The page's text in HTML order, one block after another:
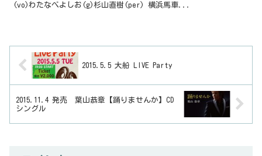
(vo)わたなべよしお(g)杉山直樹(per) 横浜馬車...
2015.5.5 大船 LIVE Party
2015.11.4 発売 葉山恭章【踊りませんか】CD
シングル